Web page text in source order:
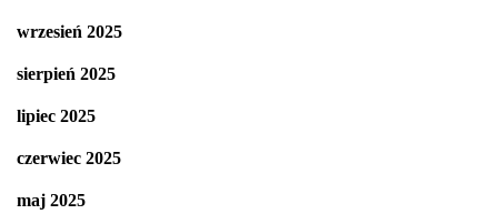
wrzesień 2025
sierpień 2025
lipiec 2025
czerwiec 2025
maj 2025